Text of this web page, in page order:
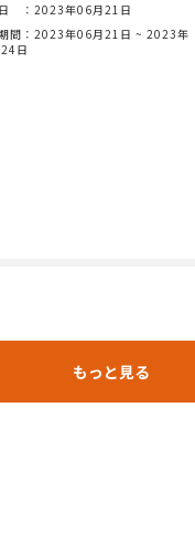
：2023年06月21日
間：2023年06月21日 ~ 2023年
日
もっと見る